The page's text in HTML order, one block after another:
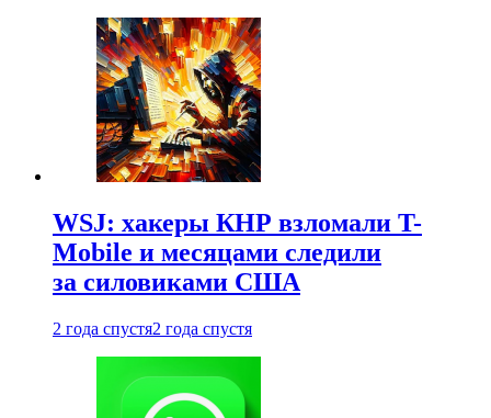
WSJ: хакеры КНР взломали T-
Mobile и месяцами следили
за силовиками США
2 года спустя2 года спустя